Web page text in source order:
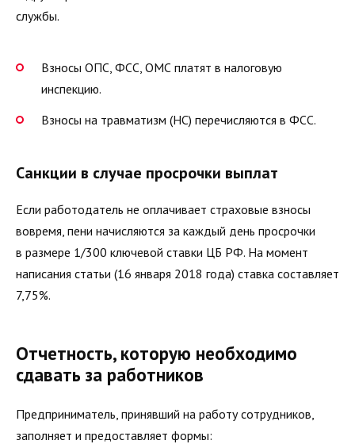
службы.
Взносы ОПС, ФСС, ОМС платят в налоговую
инспекцию.
Взносы на травматизм (НС) перечисляются в ФСС.
Санкции в случае просрочки выплат
Если работодатель не оплачивает страховые взносы
вовремя, пени начисляются за каждый день просрочки
в размере 1/300 ключевой ставки ЦБ РФ. На момент
написания статьи (16 января 2018 года) ставка составляет
7,75%.
Отчетность, которую необходимо
сдавать за работников
Предприниматель, принявший на работу сотрудников,
заполняет и предоставляет формы: